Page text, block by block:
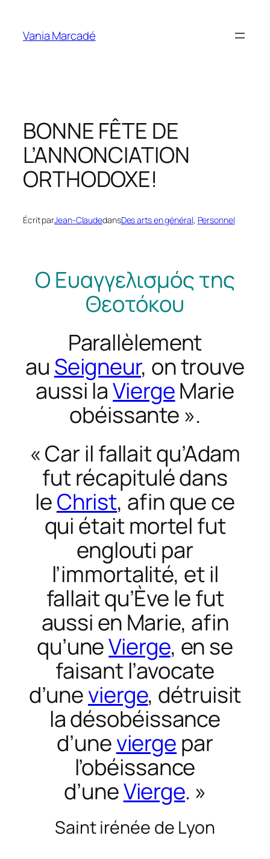
contenu
Vania Marcadé
BONNE FÊTE DE
L’ANNONCIATION
ORTHODOXE!
Écrit parJean-ClaudedansDes arts en général, Personnel
Ο Ευαγγελισμός της
Θεοτόκου
Parallèlement
au Seigneur, on trouve
aussi laViergeMarie
obéissante ».
« Car il fallait qu’Adam
fut récapitulé dans
leChrist, afin que ce
qui était mortel fut
englouti par
l’immortalité, et il
fallait qu’Ève le fut
aussi en Marie, afin
qu’uneVierge, en se
faisant l’avocate
d’unevierge, détruisit
la désobéissance
d’unevierge par
l’obéissance
d’uneVierge. »
Saint irénée de Lyon